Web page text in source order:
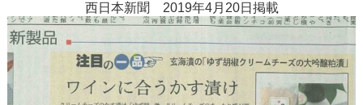
西日本新聞 2019年4月20日掲載